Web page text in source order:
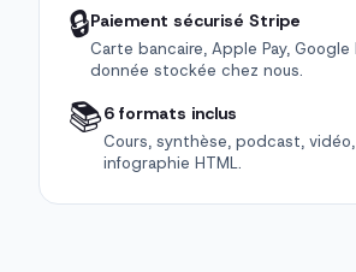
🔒Paiement sécurisé Stripe
Carte bancaire, Apple Pay, Google
donnée stockée chez nous.
📚6 formats inclus
Cours, synthèse, podcast,
infographie HTML.